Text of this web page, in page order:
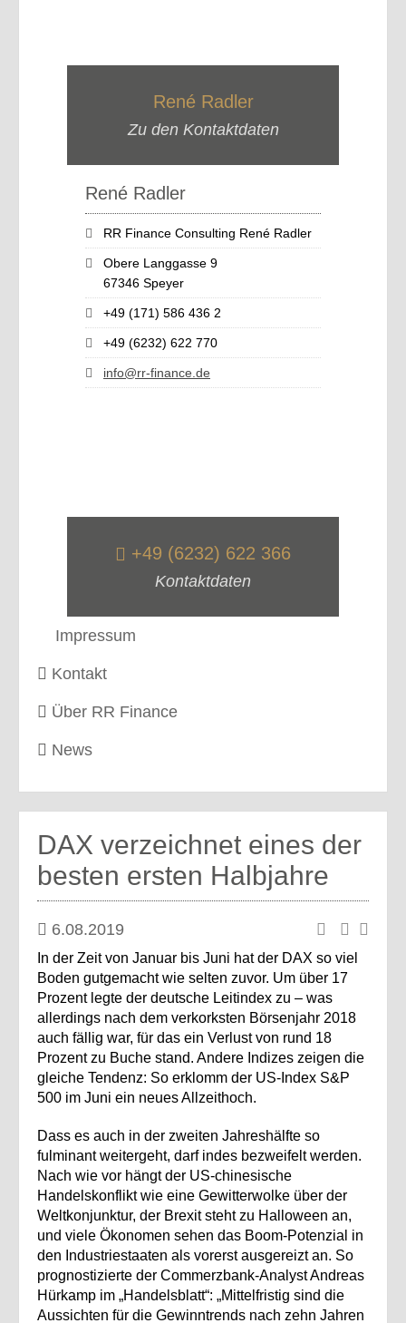
René Radler
Zu den Kontaktdaten
René Radler
RR Finance Consulting René Radler
Obere Langgasse 9
67346 Speyer
+49 (171) 586 436 2
+49 (6232) 622 770
info@rr-finance.de
+49 (6232) 622 366
Kontaktdaten
Impressum
Kontakt
Über RR Finance
News
DAX verzeichnet eines der
besten ersten Halbjahre
6.08.2019
In der Zeit von Januar bis Juni hat der DAX so viel
Boden gutgemacht wie selten zuvor. Um über 17
Prozent legte der deutsche Leitindex zu – was
allerdings nach dem verkorksten Börsenjahr 2018
auch fällig war, für das ein Verlust von rund 18
Prozent zu Buche stand. Andere Indizes zeigen die
gleiche Tendenz: So erklomm der US-Index S&P
500 im Juni ein neues Allzeithoch.
Dass es auch in der zweiten Jahreshälfte so
fulminant weitergeht, darf indes bezweifelt werden.
Nach wie vor hängt der US-chinesische
Handelskonflikt wie eine Gewitterwolke über der
Weltkonjunktur, der Brexit steht zu Halloween an,
und viele Ökonomen sehen das Boom-Potenzial in
den Industriestaaten als vorerst ausgereizt an. So
prognostizierte der Commerzbank-Analyst Andreas
Hürkamp im „Handelsblatt“: „Mittelfristig sind die
Aussichten für die Gewinntrends nach zehn Jahren